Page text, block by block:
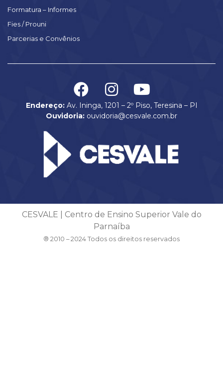
Formatura – Informes
Fies / Prouni
Parcerias e Convênios
Endereço:Av. Ininga, 1201 – 2º Piso, Teresina – PI
Ouvidoria: ouvidoria@cesvale.com.br
CESVALE | Centro de Ensino Superior Vale do
Parnaíba
® 2010 – 2024 Todos os direitos reservados